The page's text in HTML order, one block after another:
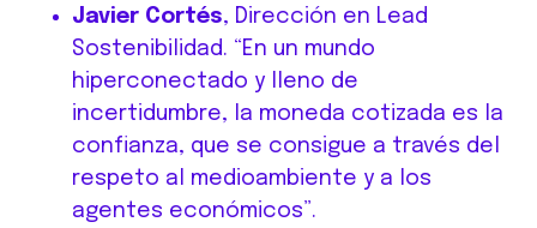
Javier Cortés, Dirección en Lead
Sostenibilidad. “En un mundo
hiperconectado y lleno de
incertidumbre, la moneda cotizada es la
confianza, que se consigue a través del
respeto al medioambiente y a los
agentes económicos”.